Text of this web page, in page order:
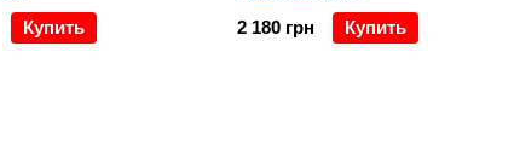
Купить
2 180 грн
Купить